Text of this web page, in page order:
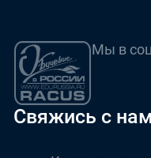
Мы в
Свяжись с